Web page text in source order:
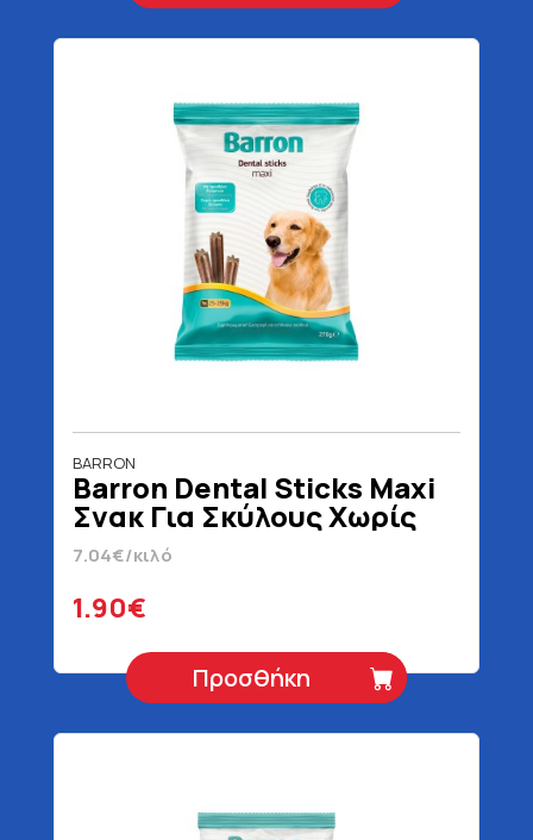
BARRON
Barron Dental Sticks Maxi
Σνακ Για Σκύλους Χωρίς
Προσθήκη Ζάχαρης 270 gr
7.04€/κιλό
1.90€
Προσθήκη